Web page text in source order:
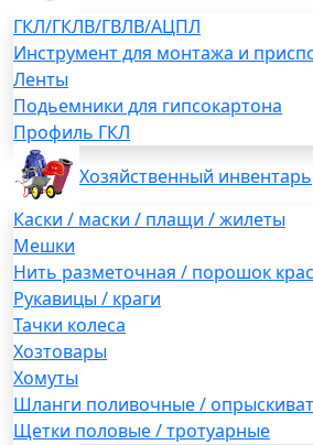
ГКЛ/ГКЛВ/ГВЛВ/АЦПЛ
Инструмент для монтажа и
Ленты
Подьемники для гипсокартона
Профиль ГКЛ
Хозяйственный инвентарь
Каски / маски / плащи / жилеты
Мешки
Нить разметочная / порошок
Рукавицы / краги
Тачки колеса
Хозтовары
Хомуты
Шланги поливочные /
Щетки половые / тротуарные